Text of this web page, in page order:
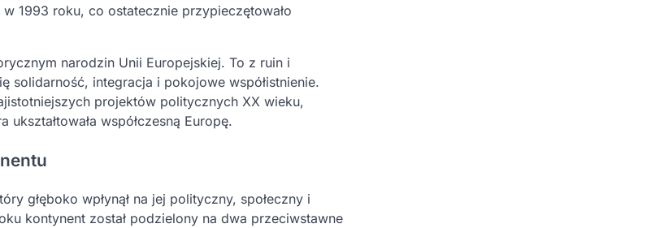
1993 roku, co ostatecznie przypieczętowało
narodzin Unii Europejskiej. To z ruin i
solidarność, integracja i pokojowe współistnienie.
projektów politycznych XX wieku,
współczesną Europę.
głęboko wpłynął na jej polityczny, społeczny i
kontynent został podzielony na dwa przeciwstawne